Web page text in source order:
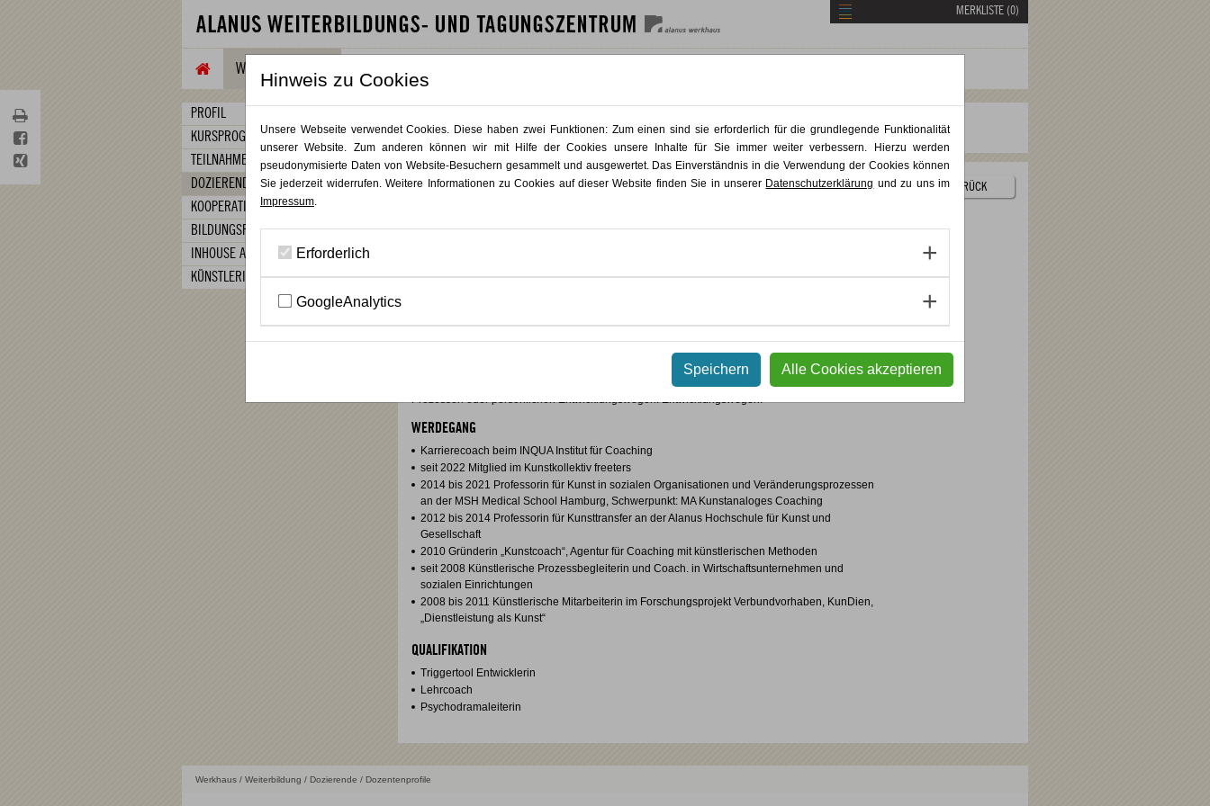
MERKLISTE (0)
WEITERBILDUNG
PROFIL
KURSPROGRAMM
TEILNAHMEBEDINGUNGEN
DOZIERENDE
KOOPERATIONEN
BILDUNGSFÖRDERUNG
INHOUSE ANGEBOTE
KÜNSTLERISCHE TRAININGS
Sandra Freygarten
Coach, Lehrcoach (DGFC), Künstlerin ZURÜCK
WAS MICH ANTREIBT
Ich arbeite gern an der Schnittstelle von Struktur und Irritation, dort, wo beides gebraucht wird.
Genau dieses Spannungsfeld finde ich in fast allen Arbeitsfeldern wieder, ob in Teams,
Prozessen oder persönlichen Entwicklungswegen. Entwicklungswegen.
WERDEGANG
Karrierecoach beim INQUA Institut für Coaching
seit 2022 Mitglied im Kunstkollektiv freeters
2014 bis 2021 Professorin für Kunst in sozialen Organisationen und Veränderungsprozessen
an der MSH Medical School Hamburg, Schwerpunkt: MA Kunstanaloges Coaching
2012 bis 2014 Professorin für Kunsttransfer an der Alanus Hochschule für Kunst und
Gesellschaft
2010 Gründerin „Kunstcoach“, Agentur für Coaching mit künstlerischen Methoden
seit 2008 Künstlerische Prozessbegleiterin und Coach. in Wirtschaftsunternehmen und
sozialen Einrichtungen
2008 bis 2011 Künstlerische Mitarbeiterin im Forschungsprojekt Verbundvorhaben, KunDien,
„Dienstleistung als Kunst“
QUALIFIKATION
Triggertool Entwicklerin
Lehrcoach
Psychodramaleiterin
Werkhaus / Weiterbildung / Dozierende / Dozentenprofile
Hinweis zu Cookies
Unsere Webseite verwendet Cookies. Diese haben zwei Funktionen: Zum einen sind sie erforderlich für die grundlegende Funktionalität
unserer Website. Zum anderen können wir mit Hilfe der Cookies unsere Inhalte für Sie immer weiter verbessern. Hierzu werden
pseudonymisierte Daten von Website-Besuchern gesammelt und ausgewertet. Das Einverständnis in die Verwendung der Cookies können
Sie jederzeit widerrufen. Weitere Informationen zu Cookies auf dieser Website finden Sie in unserer Datenschutzerklärung und zu uns im
Impressum.
Erforderlich
GoogleAnalytics
Speichern Alle Cookies akzeptieren